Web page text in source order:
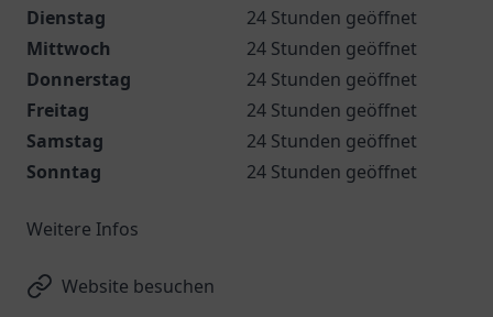
Dienstag
24 Stunden geöffnet
Mittwoch
24 Stunden geöffnet
Donnerstag
24 Stunden geöffnet
Freitag
24 Stunden geöffnet
Samstag
24 Stunden geöffnet
Sonntag
24 Stunden geöffnet
Weitere Infos
Website besuchen